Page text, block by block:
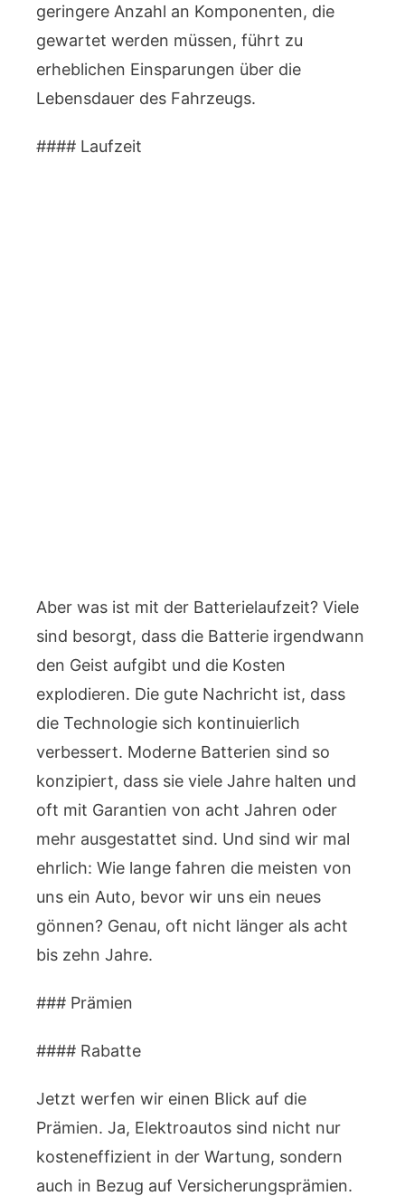
geringere Anzahl an Komponenten, die
gewartet werden müssen, führt zu
erheblichen Einsparungen über die
Lebensdauer des Fahrzeugs.
#### Laufzeit
Aber was ist mit der Batterielaufzeit? Viele
sind besorgt, dass die Batterie irgendwann
den Geist aufgibt und die Kosten
explodieren. Die gute Nachricht ist, dass
die Technologie sich kontinuierlich
verbessert. Moderne Batterien sind so
konzipiert, dass sie viele Jahre halten und
oft mit Garantien von acht Jahren oder
mehr ausgestattet sind. Und sind wir mal
ehrlich: Wie lange fahren die meisten von
uns ein Auto, bevor wir uns ein neues
gönnen? Genau, oft nicht länger als acht
bis zehn Jahre.
### Prämien
#### Rabatte
Jetzt werfen wir einen Blick auf die
Prämien. Ja, Elektroautos sind nicht nur
kosteneffizient in der Wartung, sondern
auch in Bezug auf Versicherungsprämien.